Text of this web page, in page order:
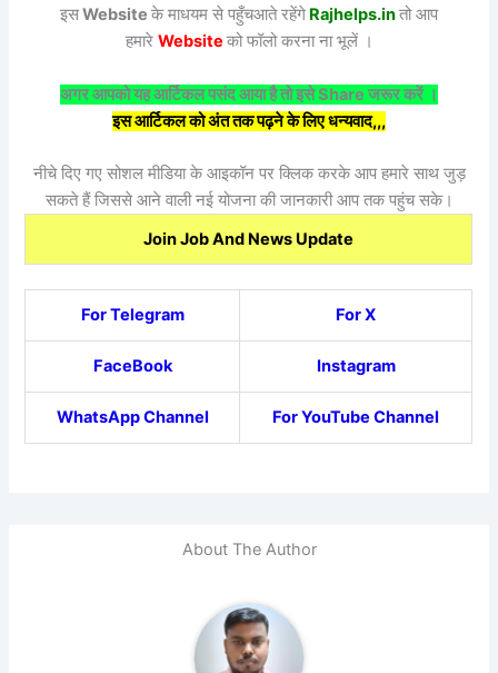
इसWebsite के माधयम से पहुँचआते रहेंगे Rajhelps.inतो आप
हमारे Website को फॉलो करना ना भूलें ।
अगर आपको यह आर्टिकल पसंद आया है तो इसे Share जरूर करें ।
इस आर्टिकल को अंत तक पढ़ने के लिए धन्यवाद,,,
नीचे दिए गए सोशल मीडिया के आइकॉन पर क्लिक करके आप हमारे साथ जुड़
सकते हैं जिससे आने वाली नई योजना की जानकारी आप तक पहुंच सके।
Join Job And News Update
For Telegram For X
FaceBook Instagram
WhatsApp Channel For YouTube Channel
About The Author